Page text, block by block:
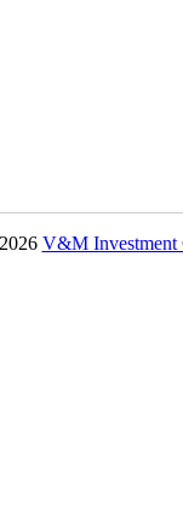
V&M Investment